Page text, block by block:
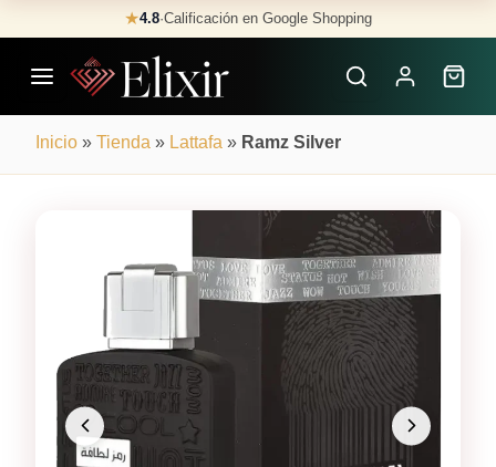
to
content
★4.8·Calificación en Google Shopping
Inicio » Tienda » Lattafa » Ramz Silver